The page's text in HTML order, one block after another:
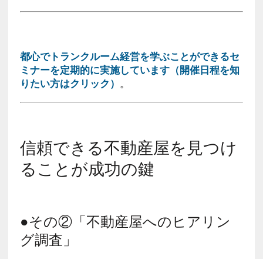
都心でトランクルーム経営を学ぶことができるセ
ミナーを定期的に実施しています（開催日程を知
りたい方はクリック） 。
信頼できる不動産屋を見つけ
ることが成功の鍵
●その②「不動産屋へのヒアリン
グ調査」